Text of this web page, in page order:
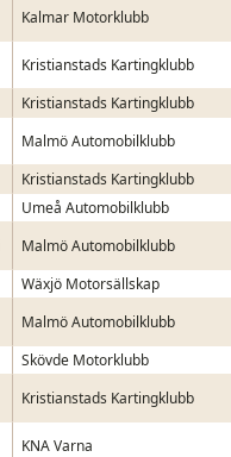
Kalmar Motorklubb
Kristianstads Kartingklubb
Kristianstads Kartingklubb
Malmö Automobilklubb
Kristianstads Kartingklubb
Umeå Automobilklubb
Malmö Automobilklubb
Wäxjö Motorsällskap
Malmö Automobilklubb
Skövde Motorklubb
Kristianstads Kartingklubb
KNA Varna